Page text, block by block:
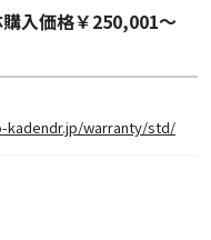
入価格￥250,001～
kadendr.jp/warranty/std/